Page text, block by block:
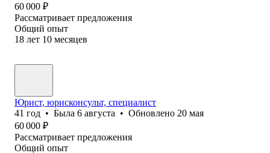
60 000 ₽
Рассматривает предложения
Общий опыт
18 лет 10 месяцев
Юрист, юрисконсульт, специалист
41 год • Была 6 августа • Обновлено 20 мая
60 000 ₽
Рассматривает предложения
Общий опыт